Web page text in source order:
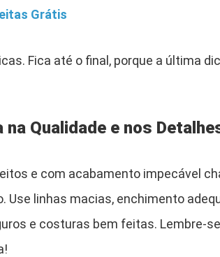
Grátis
Fica até o final, porque a última
na Qualidade e nos
e com acabamento impecável
Use linhas macias, enchimento
e costuras bem feitas. Lembre-